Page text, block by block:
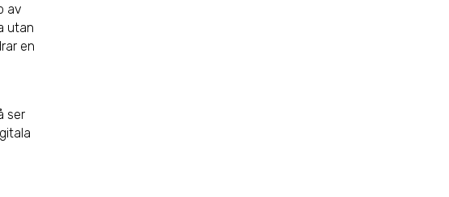
av
utan
en
ser